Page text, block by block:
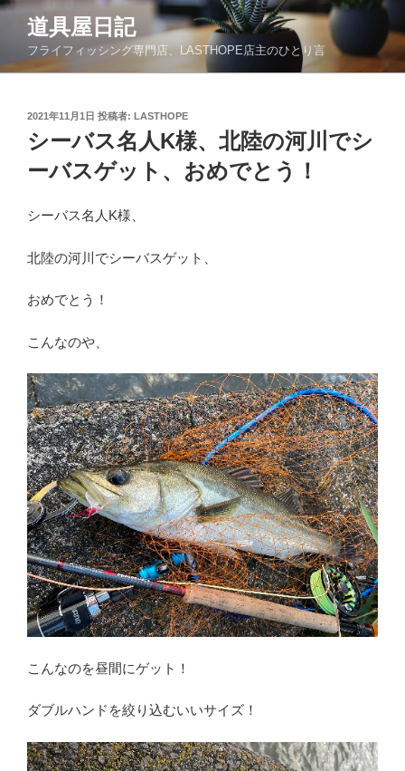
コ
ン
道具屋日記
フライフィッシング専門店、LASTHOPE店主のひとり言
投
稿
日:
2021年11月1日 投稿者: LASTHOPE
シーバス名人K様、北陸の河川でシ
ーバスゲット、おめでとう！
シーバス名人K様、
北陸の河川でシーバスゲット、
おめでとう！
こんなのや、
こんなのを昼間にゲット！
ダブルハンドを絞り込むいいサイズ！